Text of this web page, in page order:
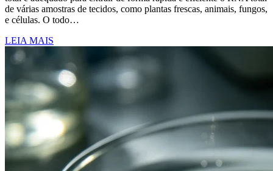
de várias amostras de tecidos, como plantas frescas, animais, fungos,
e células. O todo…
LEIA MAIS